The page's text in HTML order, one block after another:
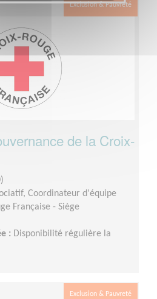
Exclusion & Pauvreté
de la Croix-
Coordinateur d'équipe
Française - Siège
: Disponibilité régulière la
Exclusion & Pauvreté